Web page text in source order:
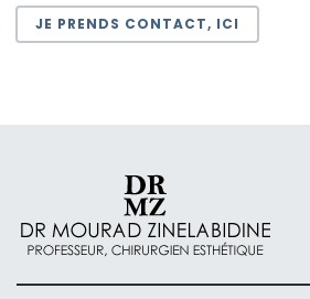
JE PRENDS CONTACT, ICI